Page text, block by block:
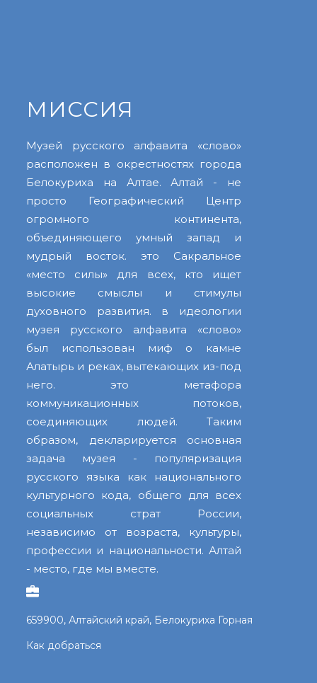
МИССИЯ
Музей русского алфавита «слово»
расположен в окрестностях города
Белокуриха на Алтае. Алтай - не
просто Географический Центр
огромного континента,
объединяющего умный запад и
мудрый восток. это Сакральное
«место силы» для всех, кто ищет
высокие смыслы и стимулы
духовного развития. в идеологии
музея русского алфавита «слово»
был использован миф о камне
Алатырь и реках, вытекающих из-под
него. это метафора
коммуникационных потоков,
соединяющих людей. Таким
образом, декларируется основная
задача музея - популяризация
русского языка как национального
культурного кода, общего для всех
социальных страт России,
независимо от возраста, культуры,
профессии и национальности. Алтай
- место, где мы вместе.
659900, Алтайский край, Белокуриха Горная
Как добраться